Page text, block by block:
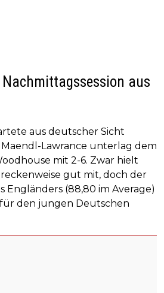
Nachmittagssession aus
aus deutscher Sicht
Lawrance unterlag dem
mit 2-6. Zwar hielt
gut mit, doch der
Engländers (88,80 im Average)
den jungen Deutschen